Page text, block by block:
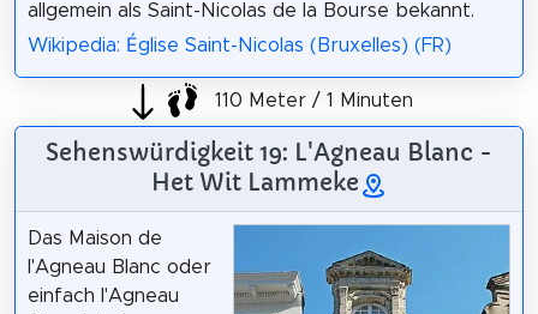
allgemein als Saint-Nicolas de la Bourse bekannt.
Wikipedia: Église Saint-Nicolas (Bruxelles) (FR)
110 Meter / 1 Minuten
Sehenswürdigkeit 19: L'Agneau Blanc -
Het Wit Lammeke
Das Maison de
l'Agneau Blanc oder
einfach l'Agneau